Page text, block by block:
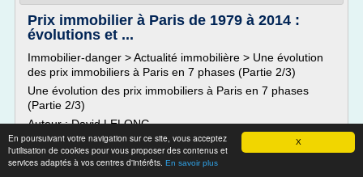
X
En poursuivant votre navigation sur ce site, vous acceptez
l'utilisation de cookies pour vous proposer des contenus et
services adaptés à vos centres d'intérêts. En savoir plus
Prix immobilier à Paris de 1979 à 2014 :
évolutions et ...
Immobilier-danger > Actualité immobilière > Une évolution
des prix immobiliers à Paris en 7 phases (Partie 2/3)
Une évolution des prix immobiliers à Paris en 7 phases
(Partie 2/3)
Auteur : David LELONG
L'immobilier à Paris est un marché ultra-spécifique avec de
nombreuses particularités. Voici une étude complète de
l'évolution des prix de l'immobilier à Paris de 1979 à